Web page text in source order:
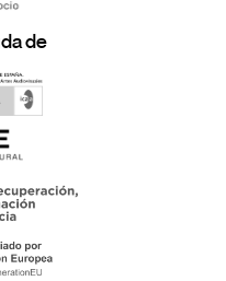
de